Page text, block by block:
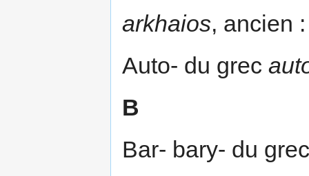
arkhaios, ancien
Auto- du grec
B
Bar- bary- du